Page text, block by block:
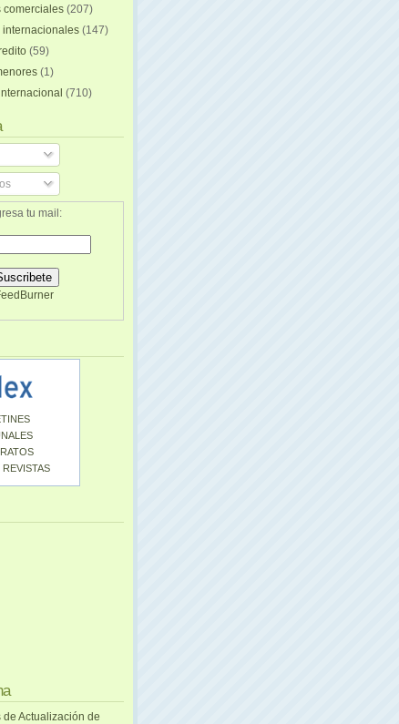
comerciales (207)
internacionales (147)
(59)
(1)
(710)
tu mail:
de Actualización de